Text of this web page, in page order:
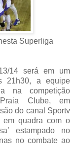
Superliga
14 será em um
21h30, a equipe
na competição
Clube, em
do canal Sportv
em quadra com o
estampado no
no combate ao